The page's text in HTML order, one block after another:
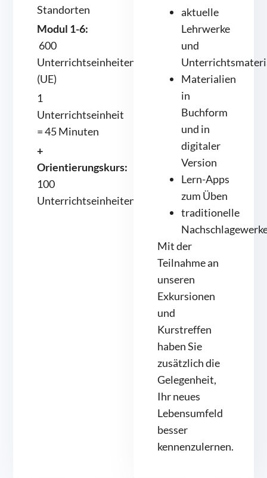
Standorten
Modul 1-6:
600
Unterrichtseinheiten
(UE)
1
Unterrichtseinheit
= 45 Minuten
+
Orientierungskurs:
100
Unterrichtseinheiten
aktuelle
Lehrwerke
und
Materialien
in
Buchform
und in
digitaler
Version
Lern-Apps
zum Üben
traditionelle
Mit der
Teilnahme an
unseren
Exkursionen
und
Kurstreffen
haben Sie
zusätzlich die
Gelegenheit,
Ihr neues
Lebensumfeld
besser
kennenzulernen.